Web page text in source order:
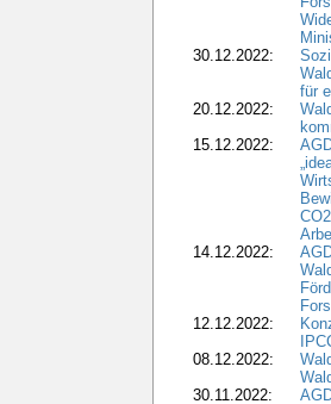
30.12.2022:
für
20.12.2022:
15.12.2022:
14.12.2022:
12.12.2022:
08.12.2022:
30.11.2022: